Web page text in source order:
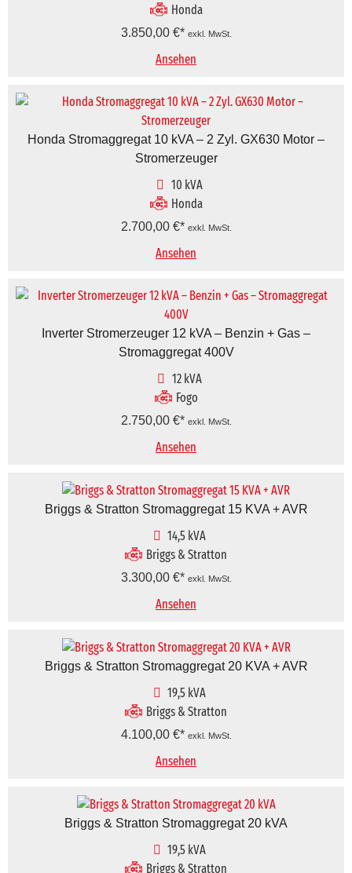
Honda
3.850,00 € exkl. MwSt.
Ansehen
Honda Stromaggregat 10 kVA – 2 Zyl. GX630 Motor –
Stromerzeuger
10 kVA
Honda
2.700,00 € exkl. MwSt.
Ansehen
Inverter Stromerzeuger 12 kVA – Benzin + Gas –
Stromaggregat 400V
12 kVA
Fogo
2.750,00 € exkl. MwSt.
Ansehen
Briggs & Stratton Stromaggregat 15 KVA + AVR
14,5 kVA
Briggs & Stratton
3.300,00 € exkl. MwSt.
Ansehen
Briggs & Stratton Stromaggregat 20 KVA + AVR
19,5 kVA
Briggs & Stratton
4.100,00 € exkl. MwSt.
Ansehen
Briggs & Stratton Stromaggregat 20 kVA
19,5 kVA
Briggs & Stratton